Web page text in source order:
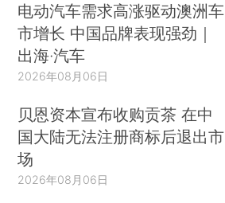
电动汽车需求高涨驱动澳洲车
市增长 中国品牌表现强劲｜
出海·汽车
2026年08月06日
贝恩资本宣布收购贡茶 在中
国大陆无法注册商标后退出市
场
2026年08月06日